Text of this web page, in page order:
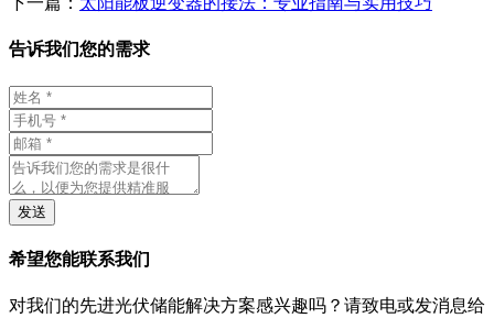
告诉我们您的需求
发送
希望您能联系我们
对我们的先进光伏储能解决方案感兴趣吗？请致电或发消息给